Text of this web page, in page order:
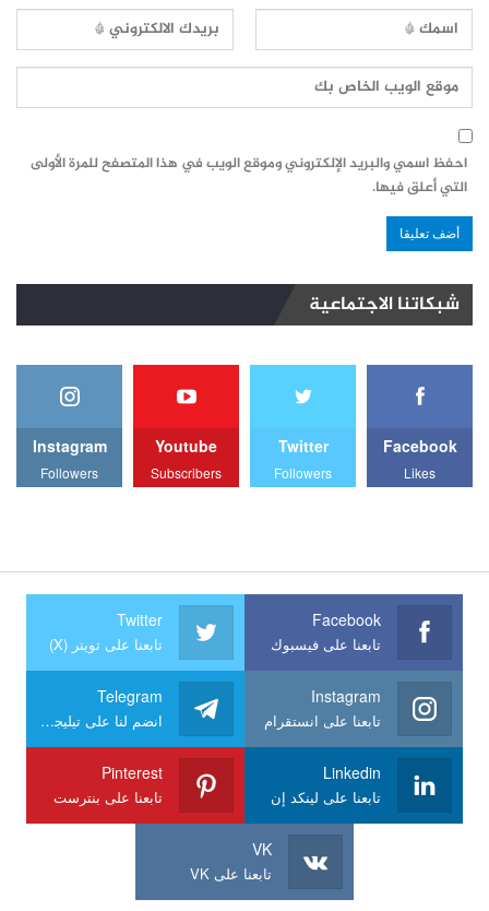
احفظ اسمي والبريد الإلكتروني وموقع الويب في هذا المتصفح للمرة الأولى
التي أعلق فيها.
شبكاتنا الاجتماعية
Facebook
Likes
Twitter
Followers
Youtube
Subscribers
Instagram
Followers
Facebook
تابعنا على فيسبوك
Twitter
تابعنا على تويتر (X)
Instagram
تابعنا على انستقرام
Telegram
انضم لنا على تيليجرام
Linkedin
تابعنا على لينكد إن
Pinterest
تابعنا على بنترست
VK
تابعنا على VK